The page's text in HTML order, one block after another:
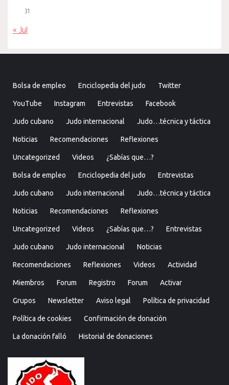
31
« Jul
Bolsa de empleo Enciclopedia del judo Twitter
YouTube Instagram Entrevistas Facebook
Judo cubano Judo internacional Judo…técnica y táctica
Noticias Recomendaciones Reflexiones
Uncategorized Videos ¿Sabías que…?
Bolsa de empleo Enciclopedia del judo Entrevistas
Judo cubano Judo internacional Judo…técnica y táctica
Noticias Recomendaciones Reflexiones
Uncategorized Videos ¿Sabías que…? Entrevistas
Judo cubano Judo internacional Noticias
Recomendaciones Reflexiones Videos Actividad
Miembros Forum Registro Forum Activar
Grupos Newsletter Aviso legal Política de privacidad
Política de cookies Confirmación de donación
La donación falló Historial de donaciones